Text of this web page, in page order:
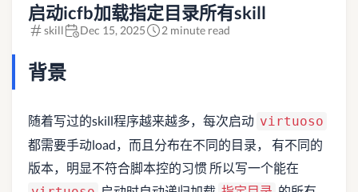
启动icfb加载指定目录所有skill
skill Dec 15, 2025 2 minute read
背景
随着写过的skill程序越来越多，每次启动 virtuoso
都需要手动load，而且分布在不同的目录， 有不同的
版本，明显不符合脚本控的习惯 所以写一个能在